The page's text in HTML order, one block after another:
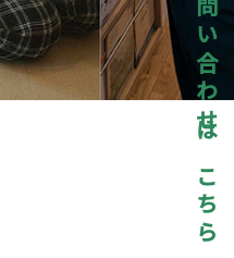
お問い合わせはこちら